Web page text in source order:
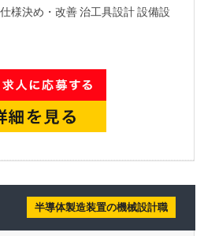
様決め・改善 治工具設計 設備設
半導体製造装置の機械設計職